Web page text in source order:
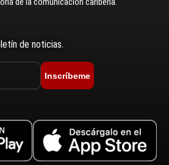
de noticias.
Inscríbeme